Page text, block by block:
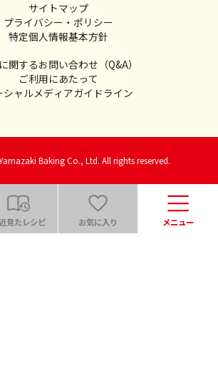
サイトマップ
プライバシー・ポリシー
特定個人情報基本方針
関するお問い合わせ（Q&A）
ご利用にあたって
シャルメディアガイドライン
Baking Co., Ltd. All rights reserved.
見たレシピ お気に入り メニュー